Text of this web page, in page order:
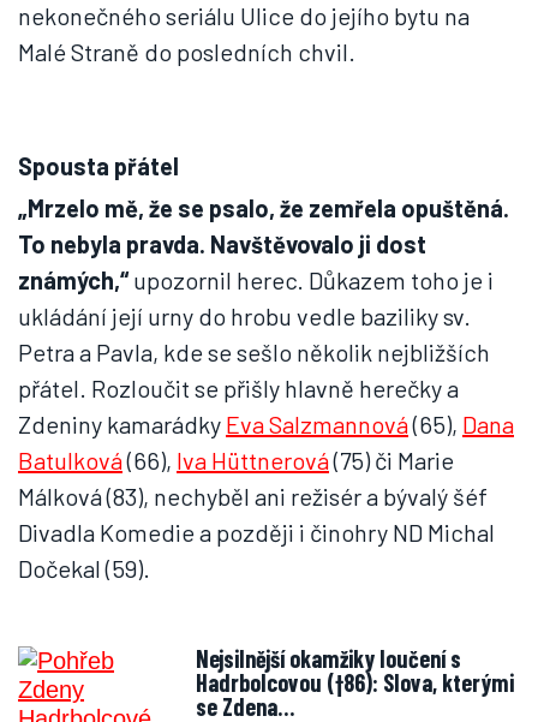
nekonečného seriálu Ulice do jejího bytu na
Malé Straně do posledních chvil.
Spousta přátel
„Mrzelo mě, že se psalo, že zemřela opuštěná.
To nebyla pravda. Navštěvovalo ji dost
známých,“upozornil herec. Důkazem toho je i
ukládání její urny do hrobu vedle baziliky sv.
Petra a Pavla, kde se sešlo několik nejbližších
přátel. Rozloučit se přišly hlavně herečky a
Zdeniny kamarádky Eva Salzmannová(65), Dana
Batulková(66), Iva Hüttnerová(75) či Marie
Málková (83), nechyběl ani režisér a bývalý šéf
Divadla Komedie a později i činohry ND Michal
Dočekal (59).
Nejsilnější okamžiky loučení s
Hadrbolcovou (†86): Slova, kterými
se Zdena…